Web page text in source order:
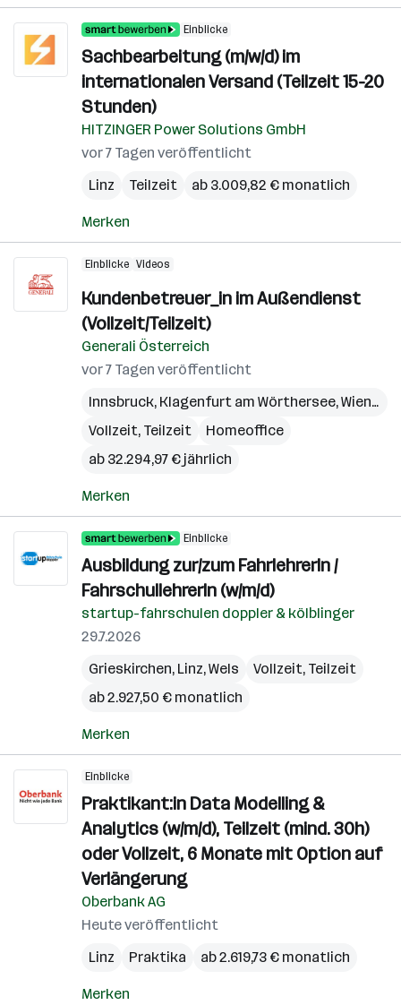
Einblicke
Sachbearbeitung (m/w/d) im
internationalen Versand (Teilzeit 15-20
Stunden)
HITZINGER Power Solutions GmbH
vor 7 Tagen veröffentlicht
Linz
Teilzeit ab 3.009,82 € monatlich
Merken
Einblicke Videos
Kundenbetreuer_in im Außendienst
(Vollzeit/Teilzeit)
Generali Österreich
vor 7 Tagen veröffentlicht
Innsbruck, Klagenfurt am Wörthersee,Wien,
Vollzeit, Teilzeit
Homeoffice
ab 32.294,97 € jährlich
Merken
Einblicke
Ausbildung zur/zum FahrlehrerIn /
FahrschullehrerIn (w/m/d)
startup-fahrschulen doppler & kölblinger
29.7.2026
Grieskirchen, Linz,Wels
Vollzeit, Teilzeit
ab 2.927,50 € monatlich
Merken
Einblicke
Praktikant:in Data Modelling &
Analytics (w/m/d), Teilzeit (mind. 30h)
oder Vollzeit, 6 Monate mit Option auf
Verlängerung
Oberbank AG
Heute veröffentlicht
Linz
Praktika ab 2.619,73 € monatlich
Merken